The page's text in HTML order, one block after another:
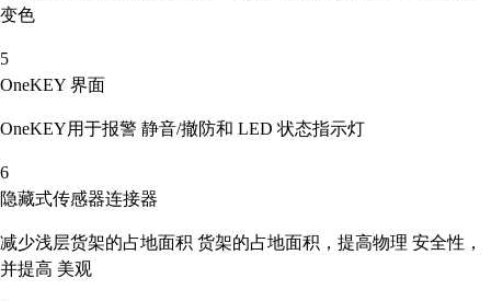
变色
5
OneKEY 界面
OneKEY用于报警 静音/撤防和 LED 状态指示灯
6
隐藏式传感器连接器
减少浅层货架的占地面积 货架的占地面积，提高物理 安全性，
并提高 美观